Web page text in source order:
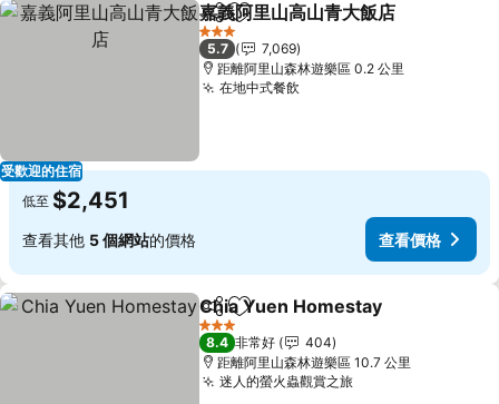
受歡迎的住宿
分享 加入我的最愛
嘉義阿里山高山青大飯店
3 星級
5.7
7,069
距離阿里山森林遊樂區 0.2 公里
在地中式餐飲查看價格
低至 $2,451
查看其他 5 個網站的價格 查看價格
分享 加入我的最愛
Chia Yuen Homestay
3 星級
8.4 非常好
404
距離阿里山森林遊樂區 10.7 公里
迷人的螢火蟲觀賞之旅查看價格